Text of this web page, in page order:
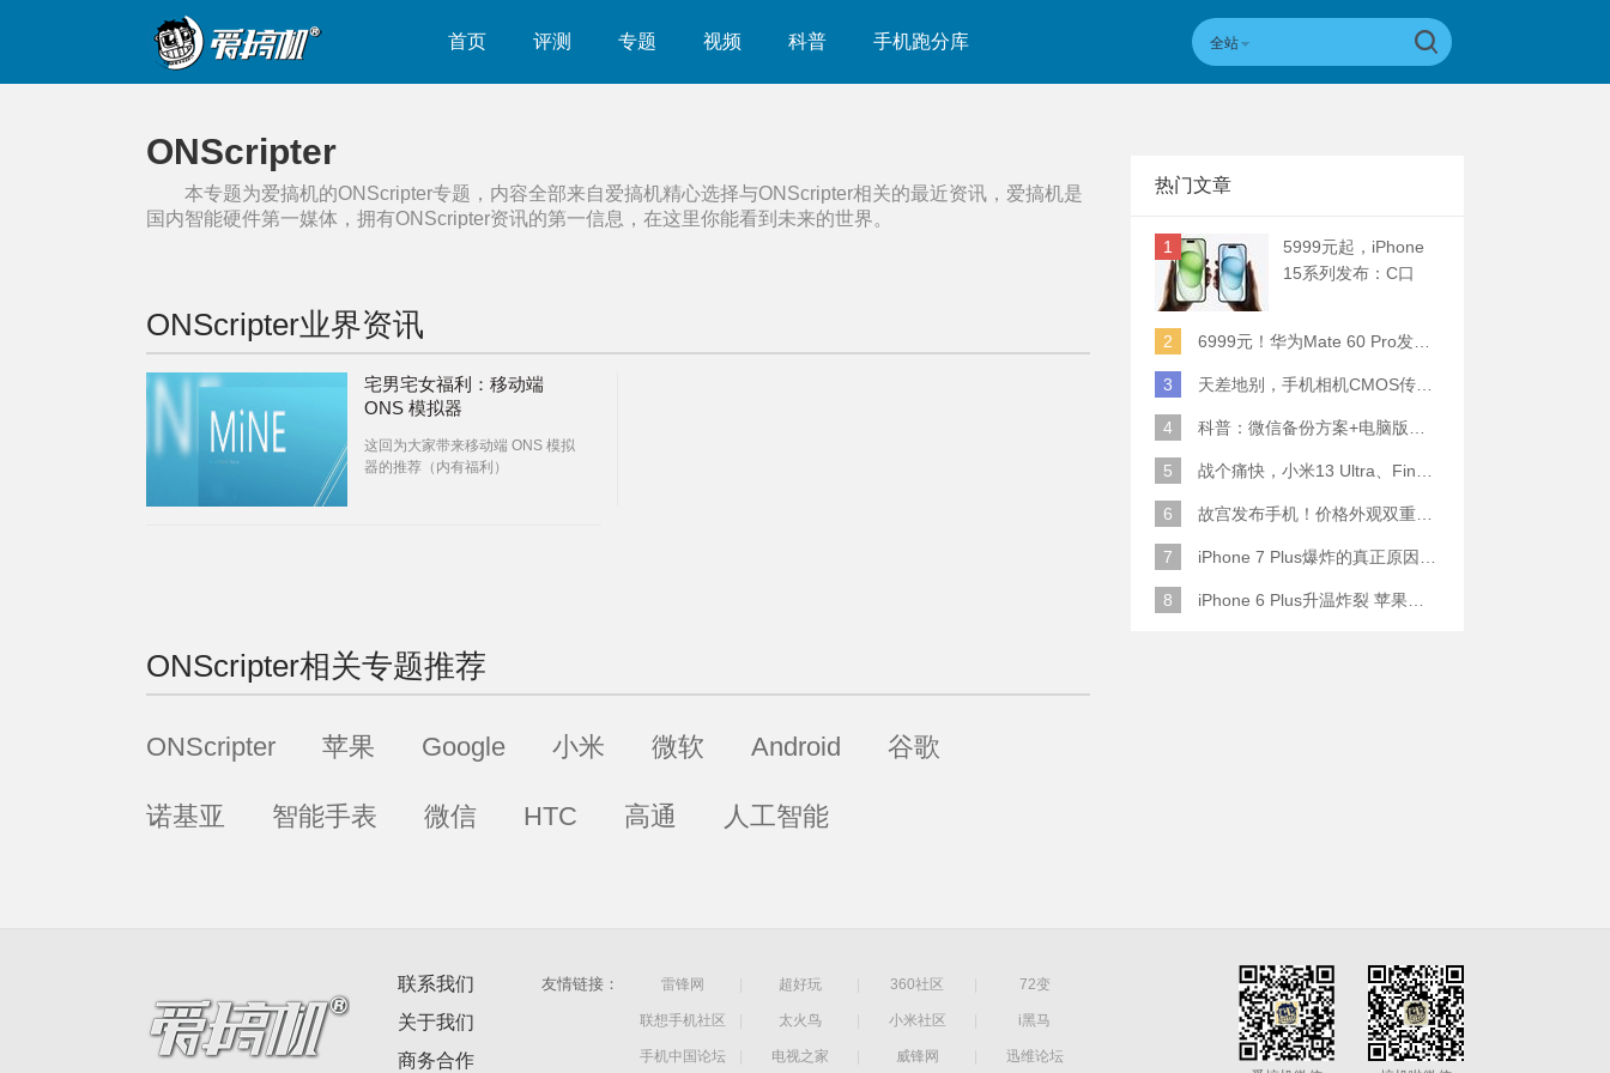
首页 评测 专题 视频 科普 手机跑分库 全站
ONScripter
本专题为爱搞机的ONScripter专题，内容全部来自爱搞机精心选择与ONScripter相关的最近资讯，爱搞机是
国内智能硬件第一媒体，拥有ONScripter资讯的第一信息，在这里你能看到未来的世界。
ONScripter业界资讯
宅男宅女福利：移动端
ONS 模拟器
这回为大家带来移动端 ONS 模拟
器的推荐（内有福利）
ONScripter相关专题推荐
ONScripter 苹果 Google 小米 微软 Android 谷歌
诺基亚 智能手表 微信 HTC 高通 人工智能
热门文章
1
5999元起，iPhone
15系列发布：C口
2
6999元！华为Mate 60 Pro发布：麒麟9000S+卫星通话 (附初步跑分)
3 天差地别，手机相机CMOS传感器实际面积对比
4 科普：微信备份方案+电脑版丢失数据恢复指南
5 战个痛快，小米13 Ultra、Find X6 Pro、vivo X90 Pro+、小米12SU拍照横评
6 故宫发布手机！价格外观双重逆天！
7 iPhone 7 Plus爆炸的真正原因原来是这样
8 iPhone 6 Plus升温炸裂 苹果赔了一部全新的
联系我们
关于我们
商务合作
友情链接： 雷锋网 超好玩 360社区 72变
联想手机社区 太火鸟 小米社区 i黑马
手机中国论坛 电视之家 威锋网
迅维论坛